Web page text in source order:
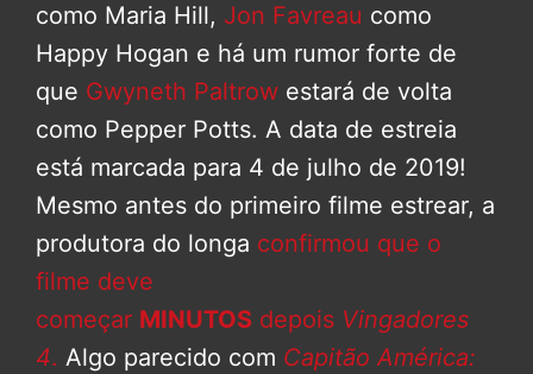
como Maria Hill, Jon Favreau como
Happy Hogan e há um rumor forte de
que Gwyneth Paltrow estará de volta
como Pepper Potts. A data de estreia
está marcada para 4 de julho de 2019!
Mesmo antes do primeiro filme estrear, a
produtora do longa confirmou que o
filme deve
começar MINUTOS depois Vingadores
4. Algo parecido com Capitão América: